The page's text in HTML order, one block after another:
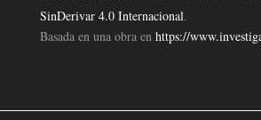
SinDerivar 4.0 Internacional.
Basada en una obra en https://